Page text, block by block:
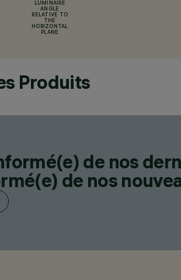
LUMINAIRE
ANGLE
RELATIVE TO
THE
HORIZONTAL
PLANE
Produits
de nos
de nos